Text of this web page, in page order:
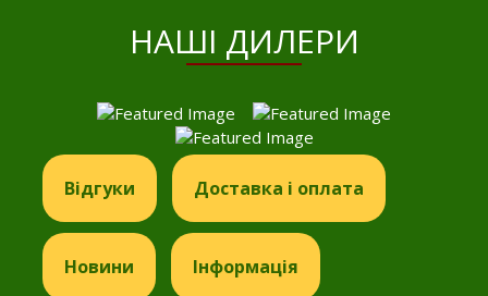
HАШІ ДИЛЕРИ
Відгуки Доставка і оплата
Новини Інформація